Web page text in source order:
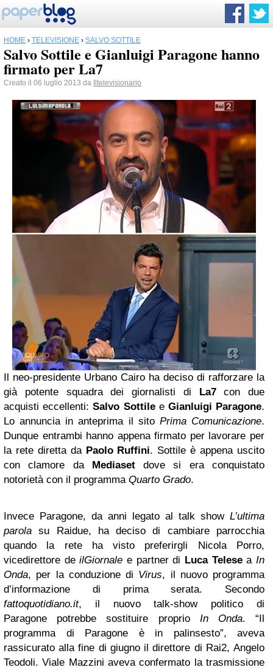
HOME › TELEVISIONE › SALVO SOTTILE
Salvo Sottile e Gianluigi Paragone hanno
firmato per La7
Creato il 06 luglio 2013 da Iltelevisionario
Il neo-presidente Urbano Cairo ha deciso di rafforzare la
già potente squadra dei giornalisti di La7con due
acquisti eccellenti:Salvo Sottilee Gianluigi Paragone.
Lo annuncia in anteprima il sito Prima Comunicazione.
Dunque entrambi hanno appena firmato per lavorare per
la rete diretta da Paolo Ruffini. Sottile è appena uscito
con clamore da Mediasetdove si era conquistato
notorietà con il programma Quarto Grado.
Invece Paragone, da anni legato al talk show L’ultima
parola su Raidue, ha deciso di cambiare parrocchia
quando la rete ha visto preferirgli Nicola Porro,
vicedirettore deilGiornale e partner di Luca TeleseaIn
Onda, per la conduzione di Virus, il nuovo programma
d’informazione di prima serata. Secondo
fattoquotidiano.it, il nuovo talk-show politico di
Paragone potrebbe sostituire proprio In Onda. “Il
programma di Paragone è in palinsesto”, aveva
rassicurato alla fine di giugno il direttore di Rai2, Angelo
Teodoli. Viale Mazzini aveva confermato la trasmissione